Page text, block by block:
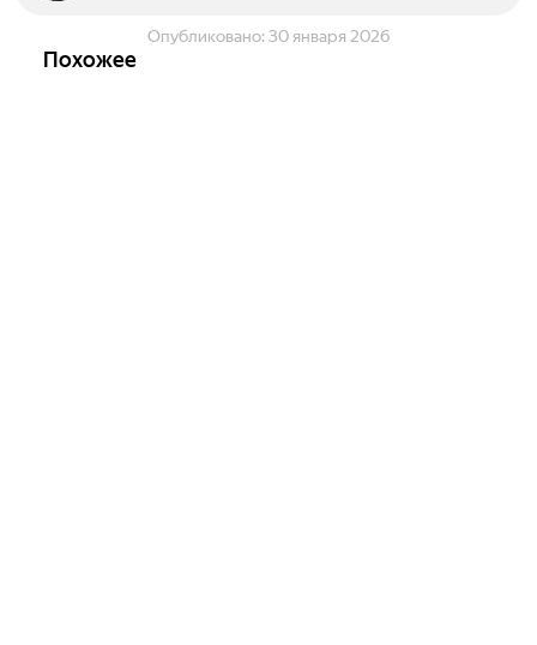
Опубликовано: 30 января 2026
Похожее